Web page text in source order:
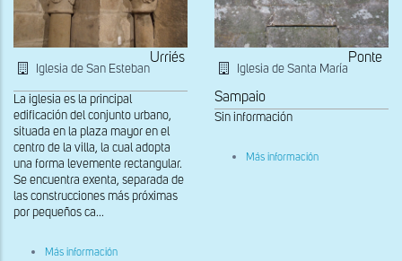
Iglesia de San Esteban
Urriés
La iglesia es la principal
edificación del conjunto urbano,
situada en la plaza mayor en el
centro de la villa, la cual adopta
una forma levemente rectangular.
Se encuentra exenta, separada de
las construcciones más próximas
por pequeños ca...
Más información
Iglesia de Santa María
Ponte
Sampaio
Sin información
Más información